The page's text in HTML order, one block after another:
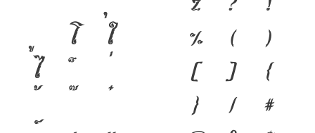
โ
ใ
ไ
%
(
)
[
]
{
}
/
#